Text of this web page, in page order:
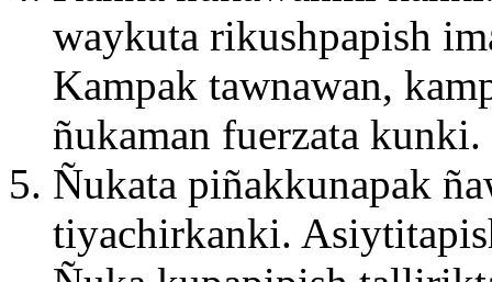
waykuta rikushpapish
Kampak tawnawan,
ñukaman fuerzata kunki.
Ñukata piñakkunapak
tiyachirkanki.